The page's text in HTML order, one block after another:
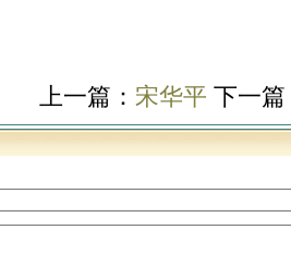
上一篇： 宋华平 下一篇